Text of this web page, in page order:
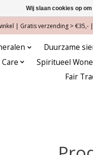
| Gratis verzending >
Duurzame
Spiritueel
Fair
Wij slaan cookies op